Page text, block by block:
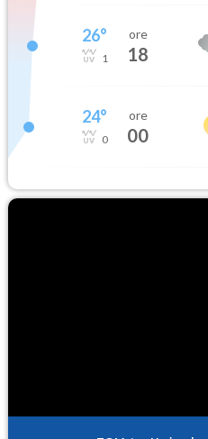
26°
1
ore
18
24°
0
ore
00